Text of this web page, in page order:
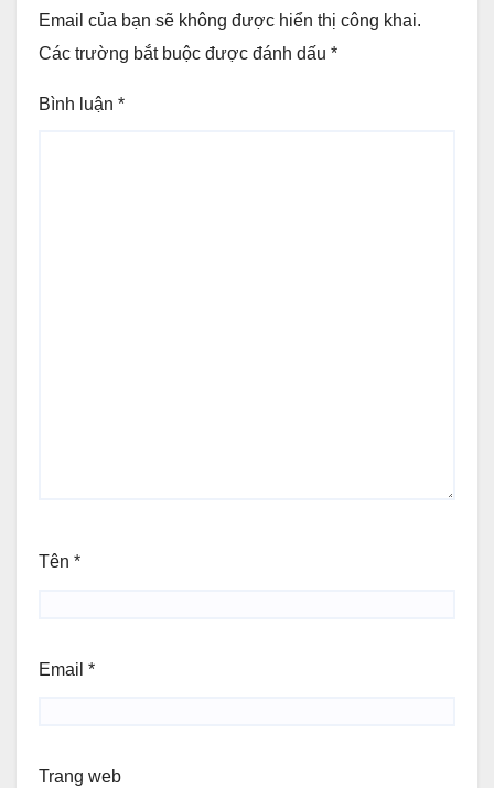
Email của bạn sẽ không được hiển thị công khai.
Các trường bắt buộc được đánh dấu *
Bình luận *
Tên *
Email *
Trang web